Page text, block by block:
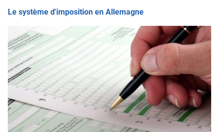
Le système d'imposition en Allemagne